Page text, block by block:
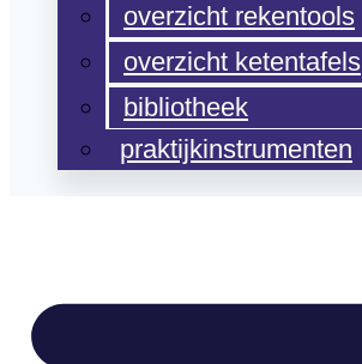
overzicht rekentools
overzicht ketentafels
bibliotheek
praktijkinstrumenten